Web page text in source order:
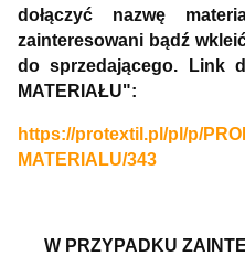
dołączyć nazwę
zainteresowani bądź
do sprzedającego. Link
MATERIAŁU":
https://protextil.pl/pl/p/
MATERIALU/343
W PRZYPADKU